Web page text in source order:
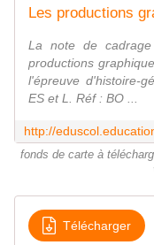
La note de cadrage
productions
l'épreuve d'histoire-
ES et L. Réf : BO ...
fonds de carte à
Télécharger